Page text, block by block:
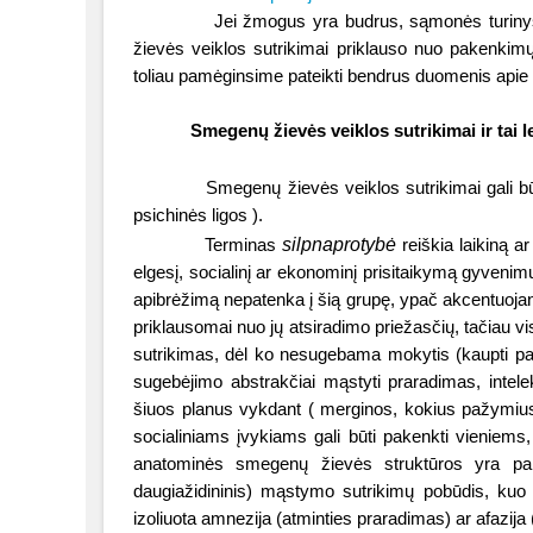
Jei žmogus yra budrus, sąmonės
žievės veiklos sutrikimai priklauso nuo
toliau pamėginsime pateikti bendrus duomenis
Smegenų žievės veiklos sutrikimai ir tai
Smegenų žievės veiklos sutrikimai gali
psichinės ligos ).
Terminas silpnaprotybė reiškia laikiną
elgesį, socialinį ar ekonominį prisitaikymą
apibrėžimą nepatenka į šią grupę, ypač
priklausomai nuo jų atsiradimo priežasčių, tačiau
sutrikimas,dėl
ko nesugebama mokytis (kaupti
sugebėjimo abstrakčiai mąstyti praradimas,
šiuos planus vykdant ( merginos, kokius
socialiniams įvykiams gali būti pakenkti
anatominės smegenų žievės struktūros yra
daugiažidininis) mąstymo sutrikimų pobūdis,
izoliuota amnezija (atminties praradimas) ar